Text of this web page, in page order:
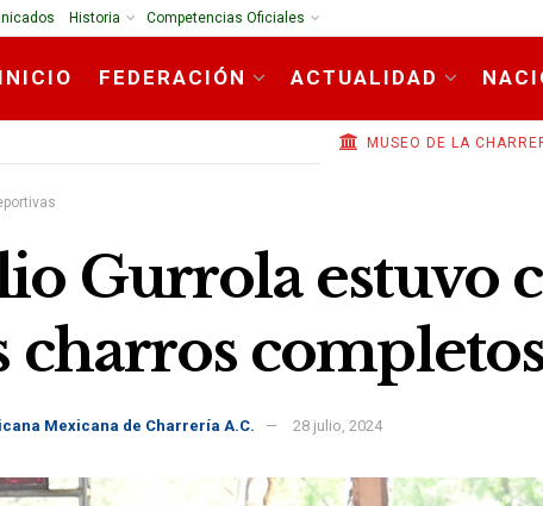
Historia Competencias Oficiales
INICIO FEDERACIÓN ACTUALIDAD
MUSEO DE LA
Gurrola estuvo
charros
Mexicana de Charrería A.C. 28 julio, 2024